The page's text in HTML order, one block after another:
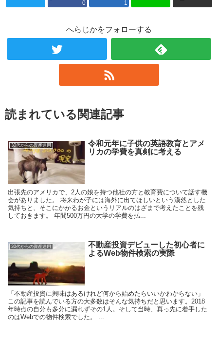
0 1
へらじかをフォローする
読まれている関連記事
30代からの資産運用
令和元年に子供の英語教育とアメ
リカの学費を真剣に考える
出張先のアメリカで、2人の娘を持つ他社の方と教育費について話す機
会がありました。 将来わが子には海外に出てほしいという漠然とした
気持ちと、そこにかかるお金というリアルのはざまで考えたことを残
しておきます。 年間500万円の大学の学費を払...
30代からの資産運用
不動産投資デビューした初心者に
よるWeb物件検索の実際
「不動産投資に興味はあるけれど何から始めたらいいかわからない」
この記事を読んでいる方の大多数はそんな気持ちだと思います。2018
年時点の自分も多分に漏れずその1人。そして当時、真っ先に着手した
のはWebでの物件検索でした。 ...